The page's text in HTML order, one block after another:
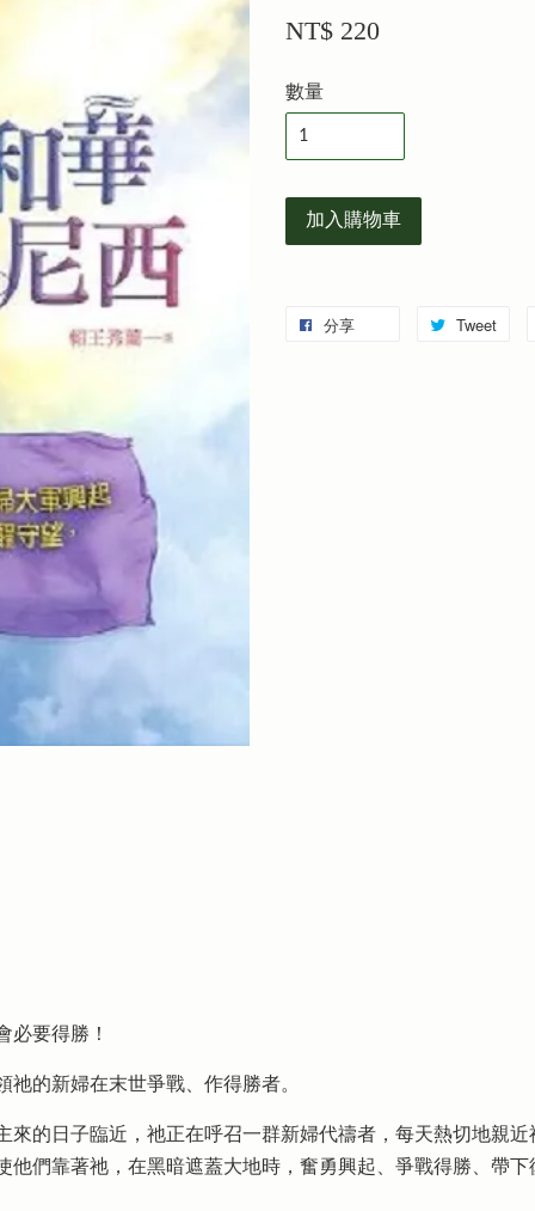
NT$ 220
數量
加入購物車
分享 Tweet
必要得勝！
的新婦在末世爭戰、作得勝者。
來的日子臨近，祂正在呼召一群新婦代禱者，每天熱切地親
他們靠著祂，在黑暗遮蓋大地時，奮勇興起、爭戰得勝、帶